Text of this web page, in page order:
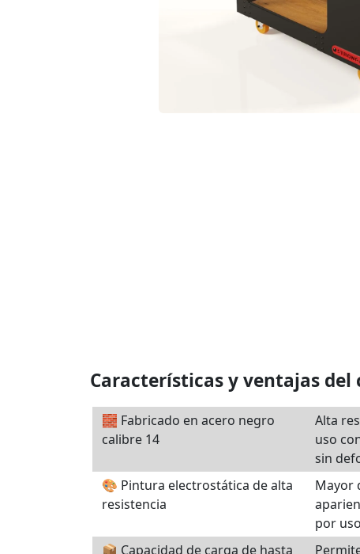
Características y ventajas
🧱 Fabricado en acero negro
calibre 14
Alta
uso
sin
🎨 Pintura electrostática de alta
resistencia
Mayor
por
📦 Capacidad de carga de hasta